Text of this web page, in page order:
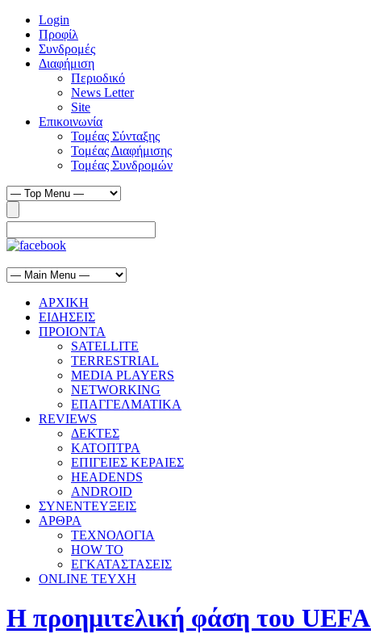
Login
Προφίλ
Συνδρομές
Διαφήμιση
Περιοδικό
News Letter
Site
Επικοινωνία
Τομέας Σύνταξης
Τομέας Διαφήμισης
Τομέας Συνδρομών
ΑΡΧΙΚΗ
ΕΙΔΗΣΕΙΣ
ΠΡΟΙΟΝΤΑ
SATELLITE
TERRESTRIAL
MEDIA PLAYERS
NETWORKING
ΕΠΑΓΓΕΛΜΑΤΙΚΑ
REVIEWS
ΔΕΚΤΕΣ
ΚΑΤΟΠΤΡΑ
ΕΠΙΓΕΙΕΣ ΚΕΡΑΙΕΣ
HEADENDS
ANDROID
ΣΥΝΕΝΤΕΥΞΕΙΣ
ΑΡΘΡΑ
ΤΕΧΝΟΛΟΓΙΑ
HOW TO
ΕΓΚΑΤΑΣΤΑΣΕΙΣ
ONLINE TEYXH
Η προημιτελική φάση του